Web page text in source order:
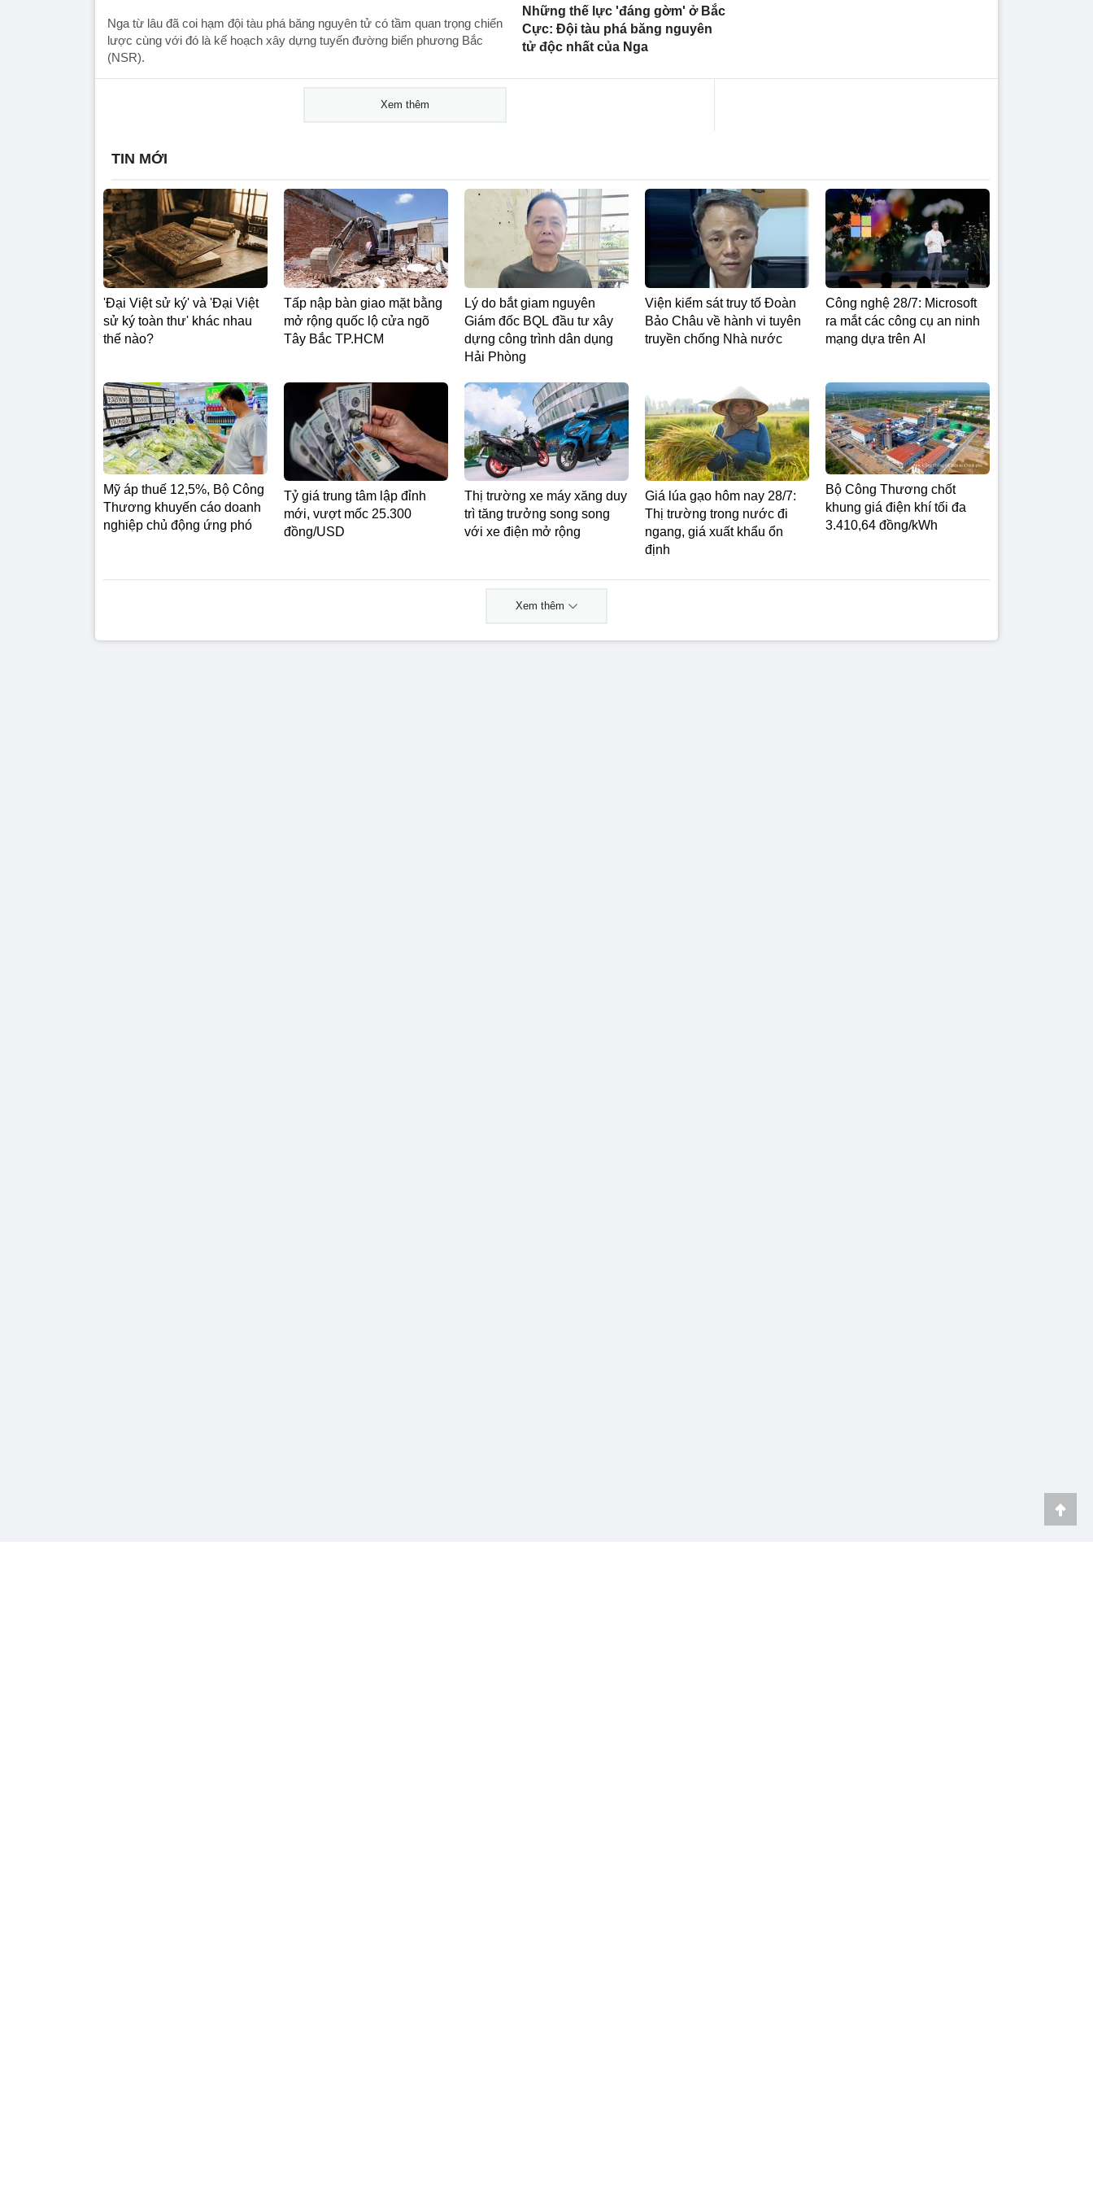
Nga từ lâu đã coi hạm đội tàu phá băng nguyên tử có tầm quan trọng chiến
lược cùng với đó là kế hoạch xây dựng tuyến đường biển phương Bắc
(NSR).
Những thế lực 'đáng gờm' ở Bắc
Cực: Đội tàu phá băng nguyên
tử độc nhất của Nga
Xem thêm
TIN MỚI
'Đại Việt sử ký' và 'Đại Việt
sử ký toàn thư' khác nhau
thế nào?
Tấp nập bàn giao mặt bằng
mở rộng quốc lộ cửa ngõ
Tây Bắc TP.HCM
Lý do bắt giam nguyên
Giám đốc BQL đầu tư xây
dựng công trình dân dụng
Hải Phòng
Viện kiểm sát truy tố Đoàn
Bảo Châu về hành vi tuyên
truyền chống Nhà nước
Công nghệ 28/7: Microsoft
ra mắt các công cụ an ninh
mạng dựa trên AI
Mỹ áp thuế 12,5%, Bộ Công
Thương khuyến cáo doanh
nghiệp chủ động ứng phó
Tỷ giá trung tâm lập đỉnh
mới, vượt mốc 25.300
đồng/USD
Thị trường xe máy xăng duy
trì tăng trưởng song song
với xe điện mở rộng
Giá lúa gạo hôm nay 28/7:
Thị trường trong nước đi
ngang, giá xuất khẩu ổn
định
Bộ Công Thương chốt
khung giá điện khí tối đa
3.410,64 đồng/kWh
Xem thêm